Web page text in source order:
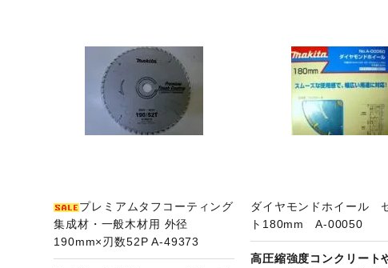
プレミアムタフコーティング
集成材・一般木材用 外径
190mm×刃数52P A-49373
ダイヤモンドホイール
ト180mm A-00050
高圧縮強度コンクリート